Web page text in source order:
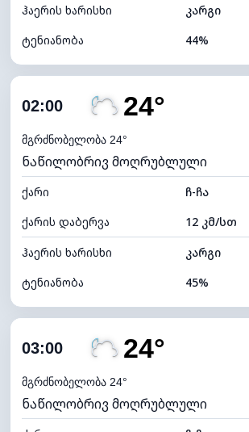
ჰაერის ხარისხი
კარგი
ტენიანობა
44%
ღრუბლიანობა
ნამის წერტილი
ხილვადობა
10 კმ
განათების ინდექსი 0 (ბნელი)
ღრუბლის სიმაღლე 10640 მ
02:00 24°
მგრძნობელობა 24°
ნაწილობრივ მოღრუბლული
ქარი
ჩ-ჩა
ქარის დაბერვა
12 კმ/სთ
ჰაერის ხარისხი
კარგი
ტენიანობა
45%
ღრუბლიანობა
ნამის წერტილი
ხილვადობა
10 კმ
03:00 24°
მგრძნობელობა 24°
ნაწილობრივ მოღრუბლული